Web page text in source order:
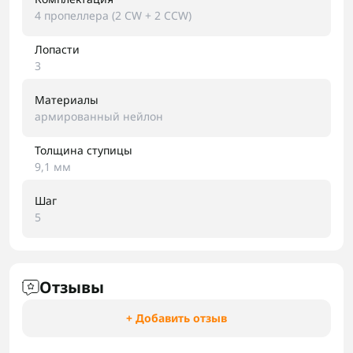
4 пропеллера (2 CW + 2 CCW)
Лопасти
3
Материалы
армированный нейлон
Толщина ступицы
9,1 мм
Шаг
5
Отзывы
+ Добавить отзыв